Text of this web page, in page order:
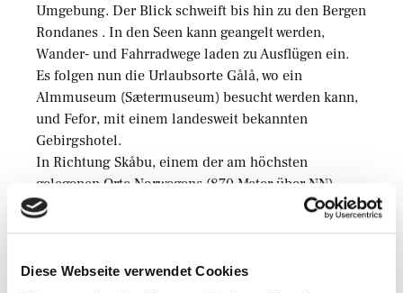
Diese Webseite verwendet Cookies
Umgebung. Der Blick schweift bis hin zu den Bergen
Rondanes . In den Seen kann geangelt werden,
Wander- und Fahrradwege laden zu Ausflügen ein.
Es folgen nun die Urlaubsorte Gålå, wo ein
Almmuseum (Sætermuseum) besucht werden kann,
und Fefor, mit einem landesweit bekannten
Gebirgshotel.
In Richtung Skåbu, einem der am höchsten
gelegenen Orte Norwegens (870 Meter über NN),
folgt die Straße dem idyllischen Espedal, auch